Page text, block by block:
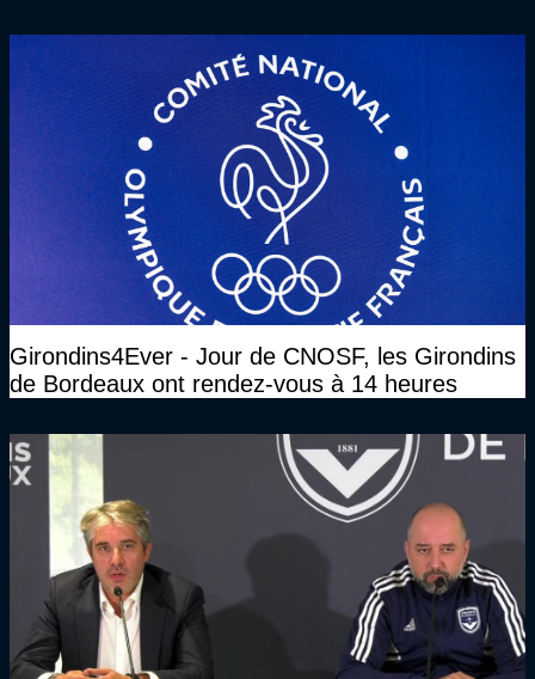
Girondins4Ever - Jour de CNOSF, les Girondins
de Bordeaux ont rendez-vous à 14 heures